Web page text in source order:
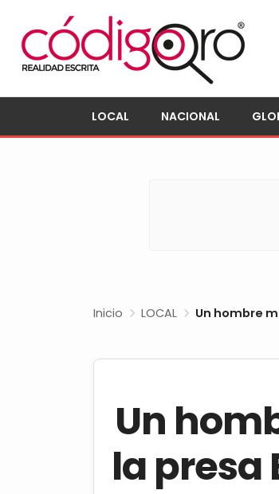
LOCAL NACIONAL
Inicio LOCAL Un hombre
Un
la presa